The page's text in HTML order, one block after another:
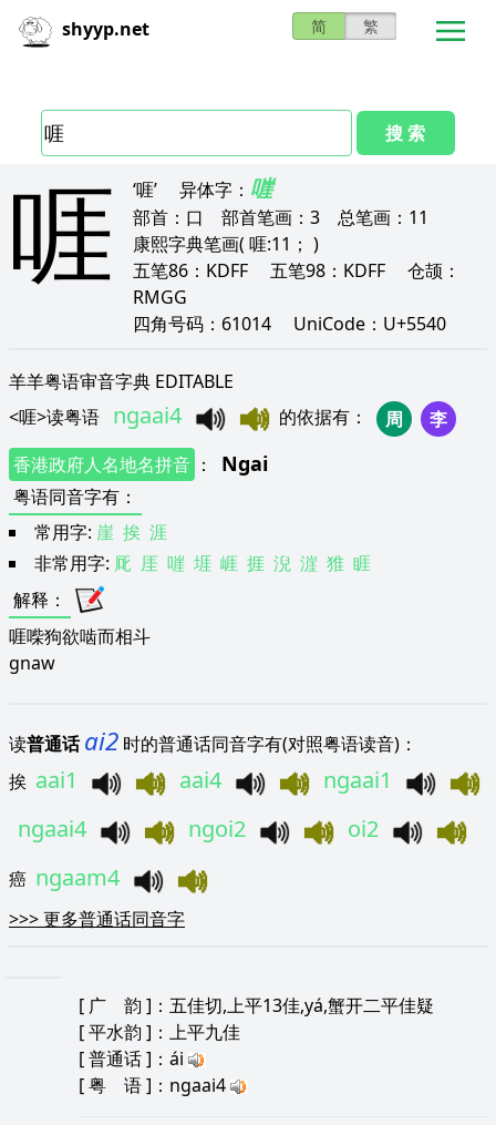
shyyp.net 简 繁
搜 索
啀 ‘啀’ 异体字： 嘊
部首： 口 部首笔画： 3 总笔画： 11
康熙字典笔画( 啀:11； )
五笔86： KDFF 五笔98： KDFF 仓颉：
RMGG
四角号码： 61014 UniCode： U+5540
羊羊粤语审音字典 EDITABLE
<啀>读粤语 ngaai4 的依据有 ： 周
李
香港政府人名地名拼音 ： Ngai
粤语同音字有 ：
常用字: 崖 挨 涯
非常用字: 厑 厓 嘊 堐 崕 捱 淣 漄 猚 睚
解释 ：
啀喍狗欲啮而相斗
gnaw
读普通话 ai2 时的普通话同音字有(对照粤语读音)：
挨 aai1 aai4
ngaai1
ngaai4
ngoi2 oi2
癌 ngaam4
>>>更多普通话同音字
[ 广 韵 ]：五佳切,上平13佳,yá,蟹开二平佳疑
[平水韵 ]：上平九佳
[普通话]：ái
[粤 语]：ngaai4